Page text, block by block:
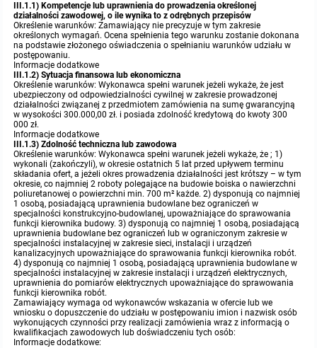
III.1.1) Kompetencje lub uprawnienia do prowadzenia określonej
działalności zawodowej, o ile wynika to z odrębnych przepisów
Określenie warunków: Zamawiający nie precyzuje w tym zakresie
określonych wymagań. Ocena spełnienia tego warunku zostanie dokonana
na podstawie złożonego oświadczenia o spełnianiu warunków udziału w
postępowaniu.
Informacje dodatkowe
III.1.2) Sytuacja finansowa lub ekonomiczna
Określenie warunków: Wykonawca spełni warunek jeżeli wykaże, że jest
ubezpieczony od odpowiedzialności cywilnej w zakresie prowadzonej
działalności związanej z przedmiotem zamówienia na sumę gwarancyjną
w wysokości 300.000,00 zł. i posiada zdolność kredytową do kwoty 300
000 zł.
Informacje dodatkowe
III.1.3) Zdolność techniczna lub zawodowa
Określenie warunków: Wykonawca spełni warunek jeżeli wykaże, że ; 1)
wykonali (zakończyli), w okresie ostatnich 5 lat przed upływem terminu
składania ofert, a jeżeli okres prowadzenia działalności jest krótszy – w tym
okresie, co najmniej 2 roboty polegające na budowie boiska o nawierzchni
poliuretanowej o powierzchni min. 700 m² każde. 2) dysponują co najmniej
1 osobą, posiadającą uprawnienia budowlane bez ograniczeń w
specjalności konstrukcyjno-budowlanej, upoważniające do sprawowania
funkcji kierownika budowy. 3) dysponują co najmniej 1 osobą, posiadającą
uprawnienia budowlane bez ograniczeń lub w ograniczonym zakresie w
specjalności instalacyjnej w zakresie sieci, instalacji i urządzeń
kanalizacyjnych upoważniające do sprawowania funkcji kierownika robót.
4) dysponują co najmniej 1 osobą, posiadającą uprawnienia budowlane w
specjalności instalacyjnej w zakresie instalacji i urządzeń elektrycznych,
uprawnienia do pomiarów elektrycznych upoważniające do sprawowania
funkcji kierownika robót.
Zamawiający wymaga od wykonawców wskazania w ofercie lub we
wniosku o dopuszczenie do udziału w postępowaniu imion i nazwisk osób
wykonujących czynności przy realizacji zamówienia wraz z informacją o
kwalifikacjach zawodowych lub doświadczeniu tych osób:
Informacje dodatkowe: